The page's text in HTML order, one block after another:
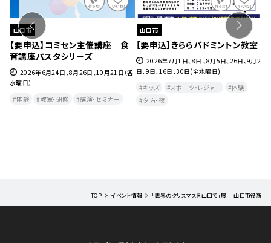
山口市
【要申込】コミセン主催講座 食
育講座パスタシリーズ
2026年6月24日、8月26日、10月21日（各
水曜日）
体験
教室・研修 講演・セミナー
山口市
【要申込】きららバドミントン教室
2026年7月1日、8日 、8月5日、26日、9月2
日、9日、16日、30日(全水曜日)
キッズ
スポーツ・レジャー
体験
夕方・夜​
TOP イベント情報 「世界のクリスマスを山口で」展 山口市役所